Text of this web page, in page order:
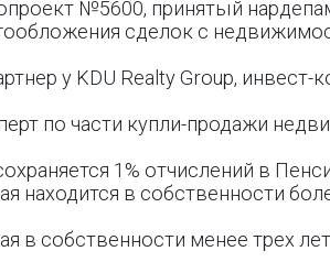
№5600, принятый
сделок с
у KDU Realty Group, инвест-
по части купли-продажи
1% отчислений в
находится в собственности
в собственности менее трех